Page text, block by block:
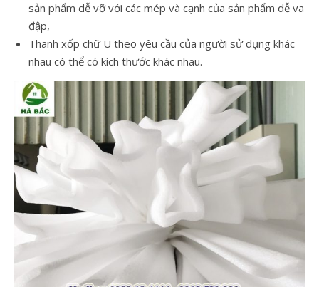
sản phẩm dễ vỡ với các mép và cạnh của sản phẩm dễ va
đập,
Thanh xốp chữ U theo yêu cầu của người sử dụng khác
nhau có thể có kích thước khác nhau.